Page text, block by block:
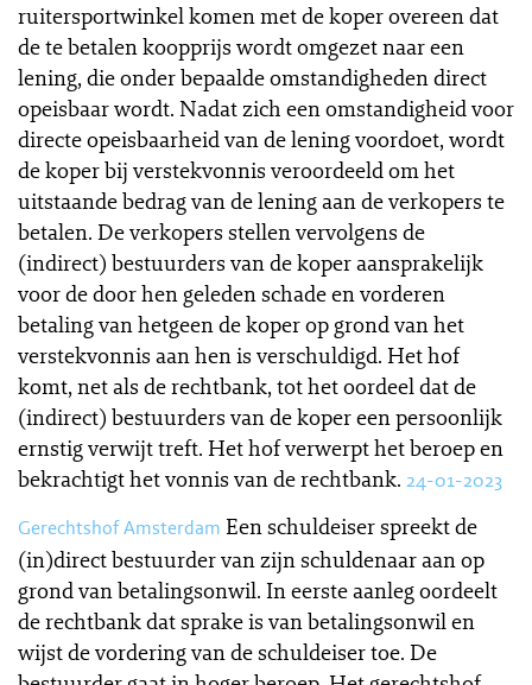
ruitersportwinkel komen met de koper overeen dat
de te betalen koopprijs wordt omgezet naar een
lening, die onder bepaalde omstandigheden direct
opeisbaar wordt. Nadat zich een omstandigheid voor
directe opeisbaarheid van de lening voordoet, wordt
de koper bij verstekvonnis veroordeeld om het
uitstaande bedrag van de lening aan de verkopers te
betalen. De verkopers stellen vervolgens de
(indirect) bestuurders van de koper aansprakelijk
voor de door hen geleden schade en vorderen
betaling van hetgeen de koper op grond van het
verstekvonnis aan hen is verschuldigd. Het hof
komt, net als de rechtbank, tot het oordeel dat de
(indirect) bestuurders van de koper een persoonlijk
ernstig verwijt treft. Het hof verwerpt het beroep en
bekrachtigt het vonnis van de rechtbank. 24-01-2023
Gerechtshof Amsterdam Een schuldeiser spreekt de
(in)direct bestuurder van zijn schuldenaar aan op
grond van betalingsonwil. In eerste aanleg oordeelt
de rechtbank dat sprake is van betalingsonwil en
wijst de vordering van de schuldeiser toe. De